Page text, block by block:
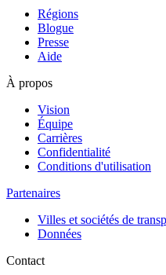
Régions
Blogue
Presse
Aide
À propos
Vision
Équipe
Carrières
Confidentialité
Conditions d'utilisation
Partenaires
Villes et sociétés de
Données
Contact